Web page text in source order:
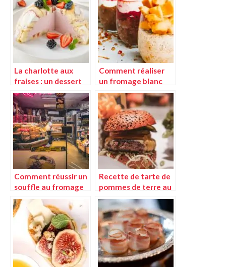
La charlotte aux
fraises : un dessert
raffiné et gourmand
Comment réaliser
un fromage blanc
glacé aux fraises
parfait
Comment réussir un
souffle au fromage
léger et aérien
Recette de tarte de
pommes de terre au
fromage : une
technique infaillible